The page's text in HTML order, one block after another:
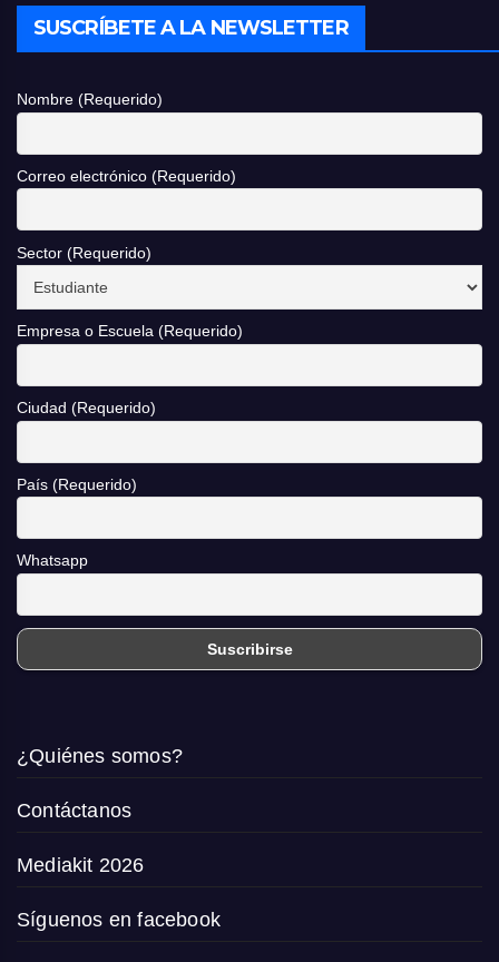
SUSCRÍBETE A LA NEWSLETTER
Nombre (Requerido)
Correo electrónico (Requerido)
Sector (Requerido)
Empresa o Escuela (Requerido)
Ciudad (Requerido)
País (Requerido)
Whatsapp
¿Quiénes somos?
Contáctanos
Mediakit 2026
Síguenos en facebook